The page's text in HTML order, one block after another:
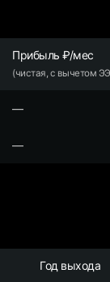
Прибыль ₽/мес
(чистая, с вычетом
—
—
Год выхода